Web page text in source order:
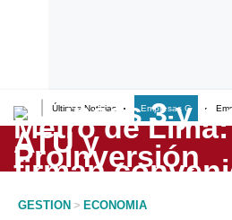
Últimas Noticias Empresas G
Lo último
Peru Quiosco
GESTION > ECONOMIA